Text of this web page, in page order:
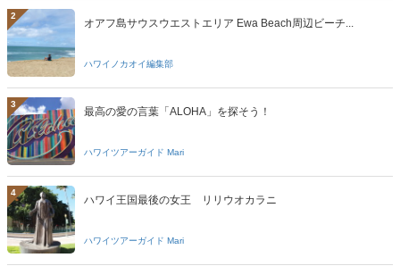
2
オアフ島サウスウエストエリア Ewa Beach周辺ビーチ...
ハワイノカオイ編集部
3
最高の愛の言葉「ALOHA」を探そう！
ハワイツアーガイド Mari
4
ハワイ王国最後の女王 リリウオカラニ
ハワイツアーガイド Mari